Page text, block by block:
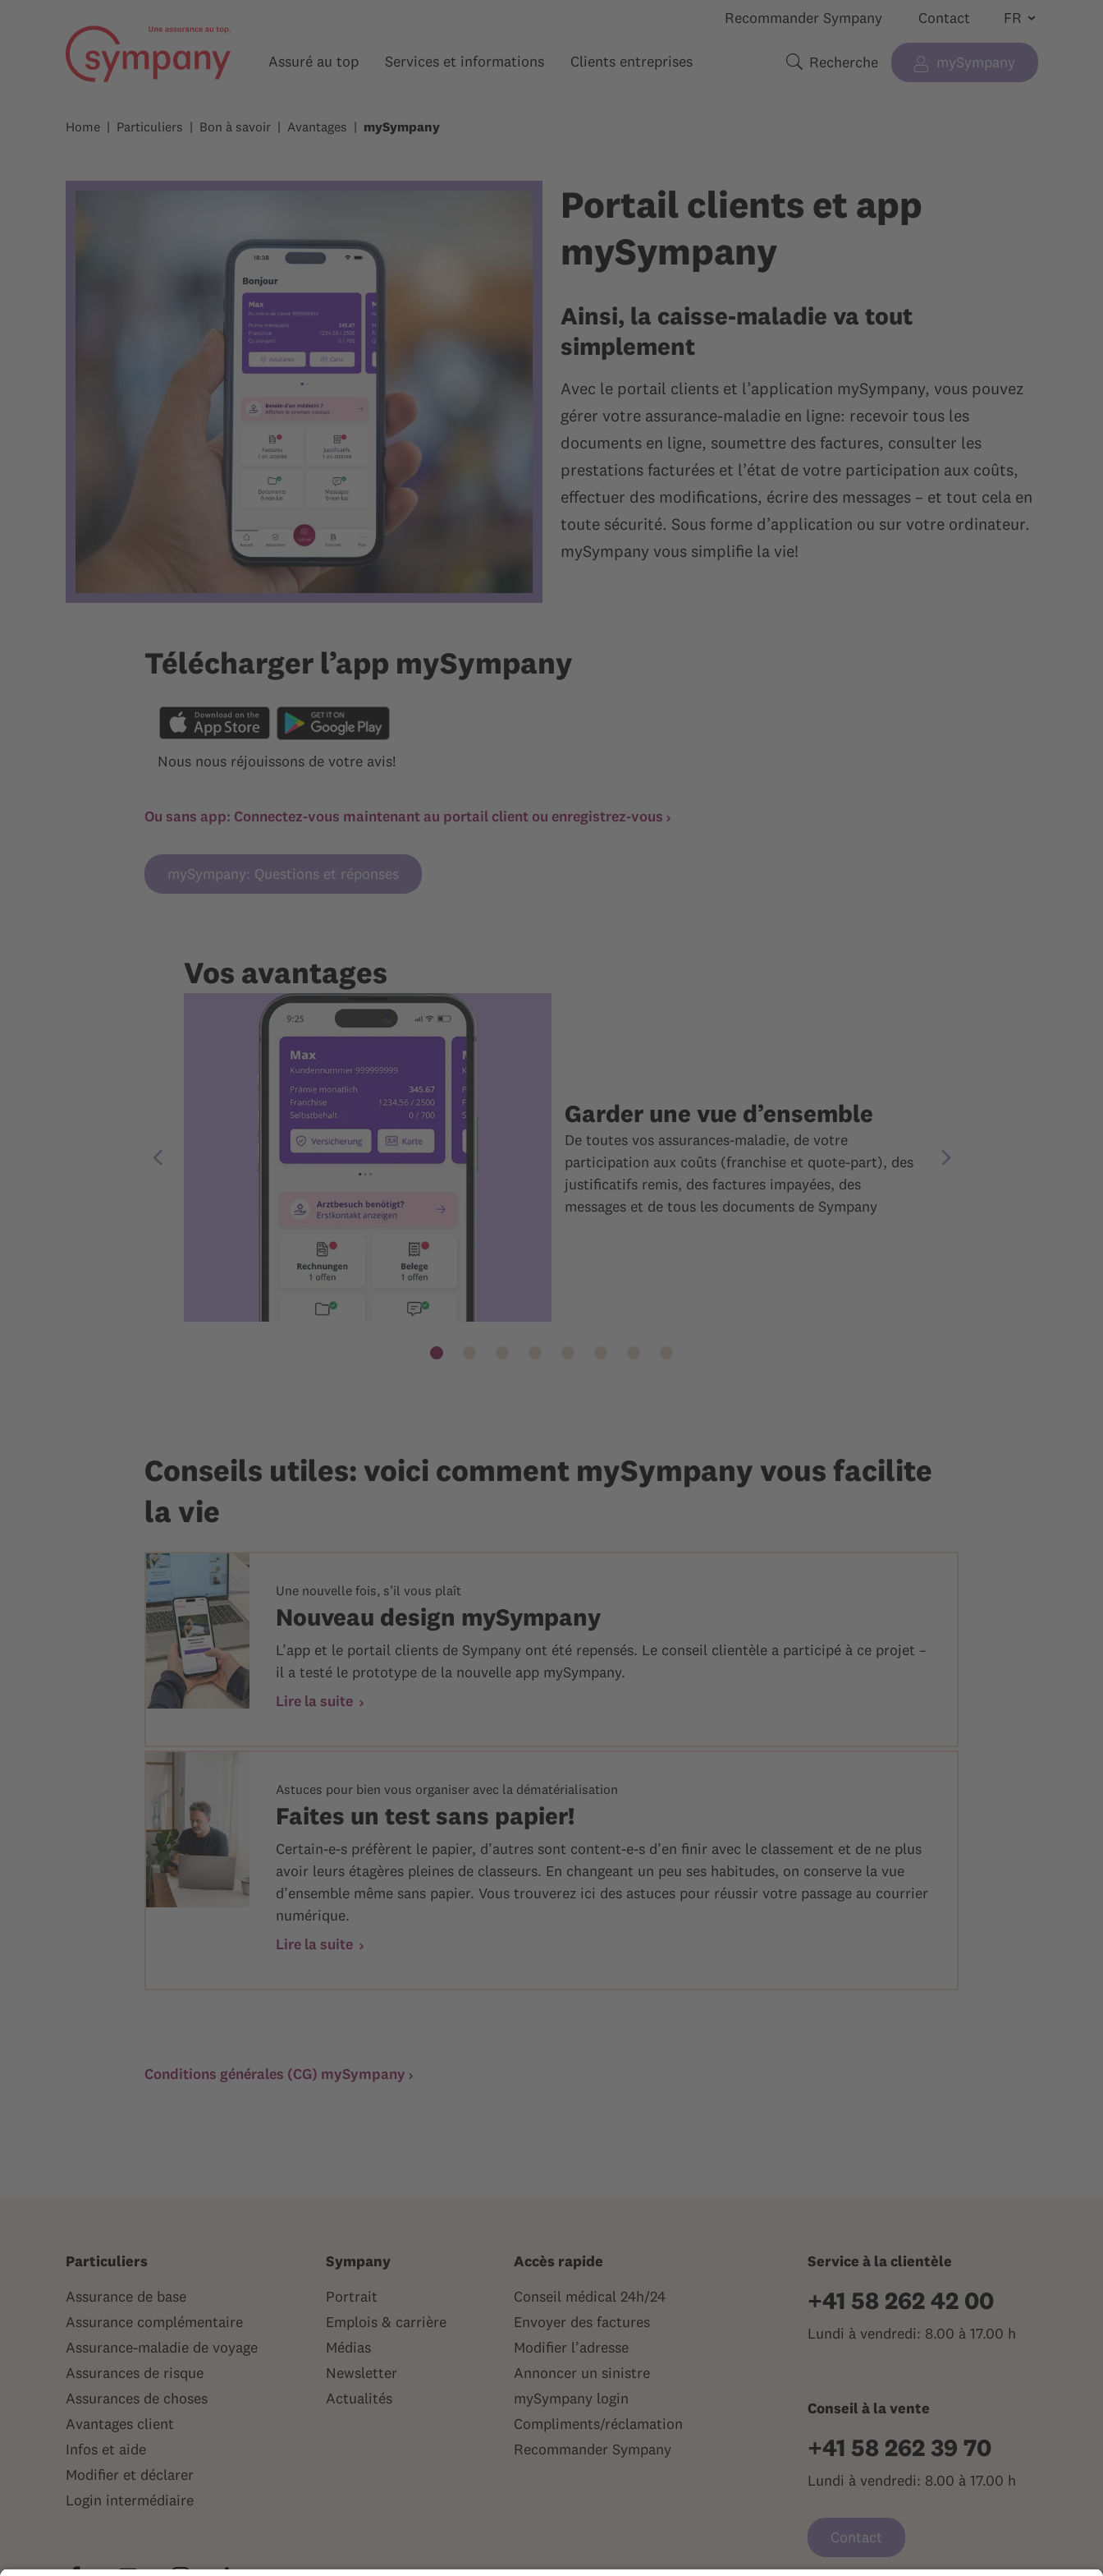
Recommander Sympany Contact
Assuré au top Afficher le sous-menu pour “”
Services et informations Afficher le sous-menu pour “”
Clients entreprises Afficher le sous-menu pour “”
Termes de recherche
Recherche mySympany
Home Particuliers Bon à savoir Avantages mySympany
Portail clients et app
mySympany
Ainsi, la caisse-maladie va tout
simplement
Avec le portail clients et l’application mySympany, vous pouvez
gérer votre assurance-maladie en ligne: recevoir tous les
documents en ligne, soumettre des factures, consulter les
prestations facturées et l’état de votre participation aux coûts,
effectuer des modifications, écrire des messages – et tout cela en
toute sécurité. Sous forme d’application ou sur votre ordinateur.
mySympany vous simplifie la vie!
Télécharger l’app mySympany
Nous nous réjouissons de votre avis!
Ou sans app: Connectez-vous maintenant au portail client ou enregistrez-vous
mySympany: Questions et réponses
Vos avantages
Garder une vue d’ensemble
De toutes vos assurances-maladie, de votre
participation aux coûts (franchise et quote-part), des
justificatifs remis, des factures impayées, des
messages et de tous les documents de Sympany
Conseils utiles: voici comment mySympany vous facilite
la vie
Une nouvelle fois, s’il vous plaît
Nouveau design mySympany
L’app et le portail clients de Sympany ont été repensés. Le conseil clientèle a participé à ce projet –
il a testé le prototype de la nouvelle app mySympany.
Lire la suite
Astuces pour bien vous organiser avec la dématérialisation
Faites un test sans papier!
Certain-e-s préfèrent le papier, d’autres sont content-e-s d’en finir avec le classement et de ne plus
avoir leurs étagères pleines de classeurs. En changeant un peu ses habitudes, on conserve la vue
d’ensemble même sans papier. Vous trouverez ici des astuces pour réussir votre passage au courrier
numérique.
Lire la suite
Conditions générales (CG) mySympany
Service à la clientèle
+41 58 262 42 00
Lundi à vendredi: 8.00 à 17.00 h
Conseil à la vente
+41 58 262 39 70
Lundi à vendredi: 8.00 à 17.00 h
Contact
Particuliers
Assurance de base
Assurance complémentaire
Assurance-maladie de voyage
Assurances de risque
Assurances de choses
Avantages client
Infos et aide
Modifier et déclarer
Login intermédiaire
Sympany
Portrait
Emplois & carrière
Médias
Newsletter
Actualités
Accès rapide
Conseil médical 24h/24
Envoyer des factures
Modifier l’adresse
Annoncer un sinistre
mySympany login
Compliments/réclamation
Recommander Sympany